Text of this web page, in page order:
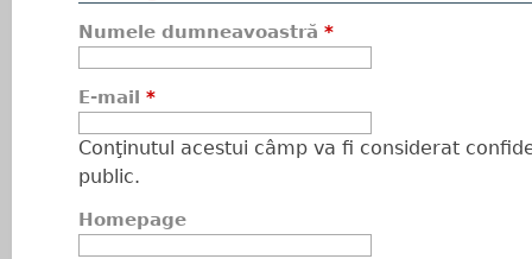
Numele dumneavoastră *
E-mail *
Conţinutul acestui câmp va fi considerat
public.
Homepage